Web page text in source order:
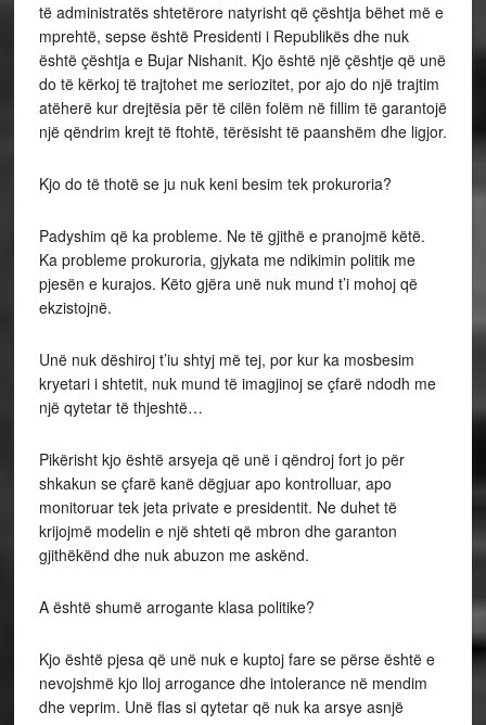
të administratës shtetërore natyrisht që çështja bëhet më e
mprehtë, sepse është Presidenti i Republikës dhe nuk
është çështja e Bujar Nishanit. Kjo është një çështje që unë
do të kërkoj të trajtohet me seriozitet, por ajo do një trajtim
atëherë kur drejtësia për të cilën folëm në fillim të garantojë
një qëndrim krejt të ftohtë, tërësisht të paanshëm dhe ligjor.
Kjo do të thotë se ju nuk keni besim tek prokuroria?
Padyshim që ka probleme. Ne të gjithë e pranojmë këtë.
Ka probleme prokuroria, gjykata me ndikimin politik me
pjesën e kurajos. Këto gjëra unë nuk mund t’i mohoj që
ekzistojnë.
Unë nuk dëshiroj t’iu shtyj më tej, por kur ka mosbesim
kryetari i shtetit, nuk mund të imagjinoj se çfarë ndodh me
një qytetar të thjeshtë…
Pikërisht kjo është arsyeja që unë i qëndroj fort jo për
shkakun se çfarë kanë dëgjuar apo kontrolluar, apo
monitoruar tek jeta private e presidentit. Ne duhet të
krijojmë modelin e një shteti që mbron dhe garanton
gjithëkënd dhe nuk abuzon me askënd.
A është shumë arrogante klasa politike?
Kjo është pjesa që unë nuk e kuptoj fare se përse është e
nevojshmë kjo lloj arrogance dhe intolerance në mendim
dhe veprim. Unë flas si qytetar që nuk ka arsye asnjë